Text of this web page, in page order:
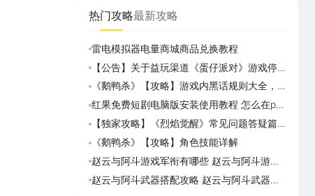
热门攻略最新攻略
雷电模拟器电量商城商品兑换教程
【公告】关于益玩渠道《蛋仔派对》游戏停运
转移通知
《鹅鸭杀》【攻略】游戏内黑话规则大全，萌
新速看
红果免费短剧电脑版安装使用教程 怎么在pc
端看红果免费短剧
【独家攻略】《烈焰觉醒》常见问题答疑篇第
一期
《鹅鸭杀》【攻略】角色技能详解
赵云与阿斗游戏军衔有哪些 赵云与阿斗游戏
军衔对比
赵云与阿斗武器搭配攻略 赵云与阿斗武器怎